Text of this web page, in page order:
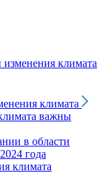
климата
климата
важны
в области
года
климата